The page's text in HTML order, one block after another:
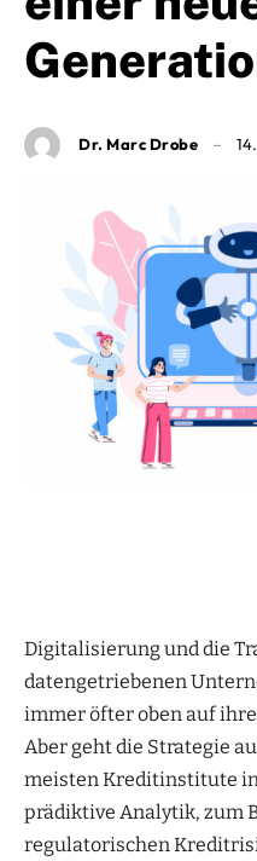
Dr. Marc Drobe
Digitalisierung und die
datengetriebenen
immer öfter oben auf
Aber geht die Strategie
meisten Kreditinstitute
prädiktive Analytik, zum
regulatorischen